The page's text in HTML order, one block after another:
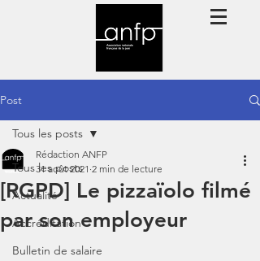
Post
Tous les posts
Actualité
Accréditation
Bulletin de salaire
Tous les posts
[RGPD] Le pizzaïolo filmé
par son employeur
Rédaction ANFP
31 août 2021 2 min de lecture